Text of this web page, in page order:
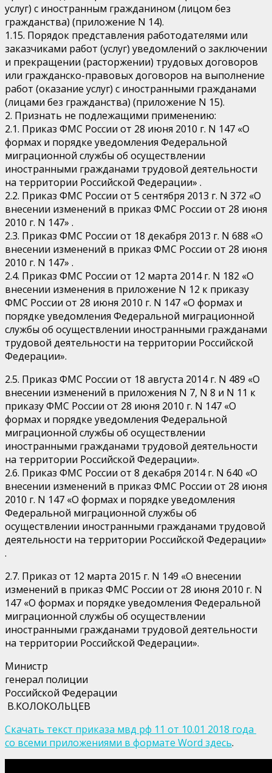
услуг) с иностранным гражданином (лицом без
гражданства) (приложение N 14).
1.15. Порядок представления работодателями или
заказчиками работ (услуг) уведомлений о заключении
и прекращении (расторжении) трудовых договоров
или гражданско-правовых договоров на выполнение
работ (оказание услуг) с иностранными гражданами
(лицами без гражданства) (приложение N 15).
2. Признать не подлежащими применению:
2.1. Приказ ФМС России от 28 июня 2010 г. N 147 «О
формах и порядке уведомления Федеральной
миграционной службы об осуществлении
иностранными гражданами трудовой деятельности
на территории Российской Федерации» .
2.2. Приказ ФМС России от 5 сентября 2013 г. N 372 «О
внесении изменений в приказ ФМС России от 28 июня
2010 г. N 147» .
2.3. Приказ ФМС России от 18 декабря 2013 г. N 688 «О
внесении изменений в приказ ФМС России от 28 июня
2010 г. N 147» .
2.4. Приказ ФМС России от 12 марта 2014 г. N 182 «О
внесении изменения в приложение N 12 к приказу
ФМС России от 28 июня 2010 г. N 147 «О формах и
порядке уведомления Федеральной миграционной
службы об осуществлении иностранными гражданами
трудовой деятельности на территории Российской
Федерации».
2.5. Приказ ФМС России от 18 августа 2014 г. N 489 «О
внесении изменений в приложения N 7, N 8 и N 11 к
приказу ФМС России от 28 июня 2010 г. N 147 «О
формах и порядке уведомления Федеральной
миграционной службы об осуществлении
иностранными гражданами трудовой деятельности
на территории Российской Федерации».
2.6. Приказ ФМС России от 8 декабря 2014 г. N 640 «О
внесении изменений в приказ ФМС России от 28 июня
2010 г. N 147 «О формах и порядке уведомления
Федеральной миграционной службы об
осуществлении иностранными гражданами трудовой
деятельности на территории Российской Федерации»
.
2.7. Приказ от 12 марта 2015 г. N 149 «О внесении
изменений в приказ ФМС России от 28 июня 2010 г. N
147 «О формах и порядке уведомления Федеральной
миграционной службы об осуществлении
иностранными гражданами трудовой деятельности
на территории Российской Федерации».
Министр
генерал полиции
Российской Федерации
В.КОЛОКОЛЬЦЕВ
Скачать текст приказа мвд рф 11 от 10.01 2018 года
со всеми приложениями в формате Word здесь.